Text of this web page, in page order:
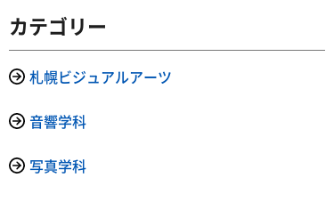
カテゴリー
札幌ビジュアルアーツ
音響学科
写真学科